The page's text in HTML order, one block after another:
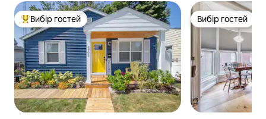
Топ вибір гостей
Вибір гостей Вибір гостей
Вибір гостей